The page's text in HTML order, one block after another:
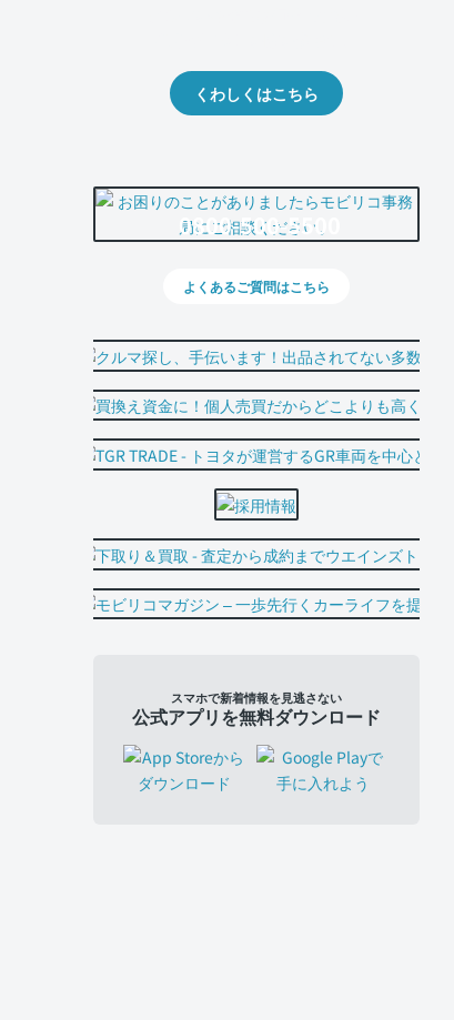
くわしくはこちら
0800-500-5500
よくあるご質問はこちら
スマホで新着情報を見逃さない
公式アプリを無料ダウンロード